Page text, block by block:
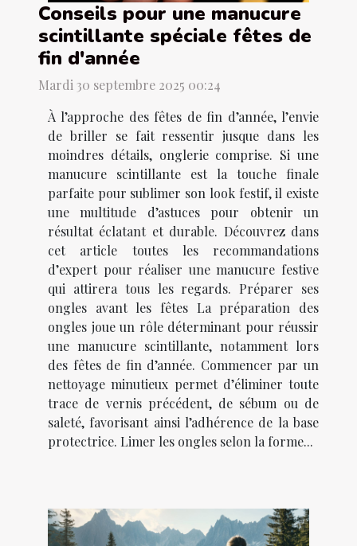
Conseils pour une manucure
scintillante spéciale fêtes de
fin d'année
Mardi 30 septembre 2025 00:24
À l’approche des fêtes de fin d’année, l’envie
de briller se fait ressentir jusque dans les
moindres détails, onglerie comprise. Si une
manucure scintillante est la touche finale
parfaite pour sublimer son look festif, il existe
une multitude d’astuces pour obtenir un
résultat éclatant et durable. Découvrez dans
cet article toutes les recommandations
d’expert pour réaliser une manucure festive
qui attirera tous les regards. Préparer ses
ongles avant les fêtes La préparation des
ongles joue un rôle déterminant pour réussir
une manucure scintillante, notamment lors
des fêtes de fin d’année. Commencer par un
nettoyage minutieux permet d’éliminer toute
trace de vernis précédent, de sébum ou de
saleté, favorisant ainsi l’adhérence de la base
protectrice. Limer les ongles selon la forme...